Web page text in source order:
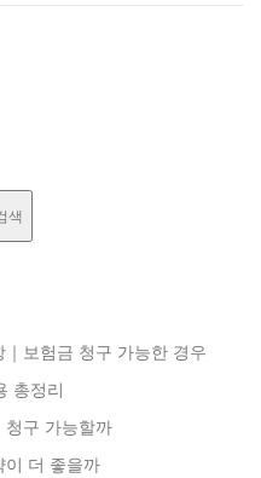
색
보험금 청구 가능한 경우
총정리
청구 가능할까
이 더 좋을까